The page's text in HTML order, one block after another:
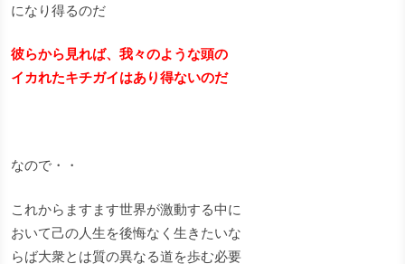
になり得るのだ
彼らから見れば、我々のような頭の
イカれたキチガイはあり得ないのだ
なので・・
これからますます世界が激動する中に
おいて己の人生を後悔なく生きたいな
らば大衆とは質の異なる道を歩む必要